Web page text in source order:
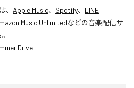
、 Apple Music、 Spotify、 LINE
Music Unlimitedなどの音楽配信サ
Drive